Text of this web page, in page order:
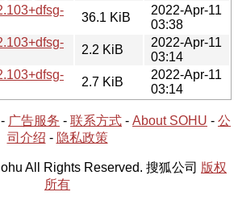
36.1 KiB
2022-Apr-11
03:38
2.2 KiB
2022-Apr-11
03:14
2.7 KiB
2022-Apr-11
03:14
- 广告服务 - 联系方式 - About SOHU - 公
司介绍 - 隐私政策
All Rights Reserved. 搜狐公司 版权
所有